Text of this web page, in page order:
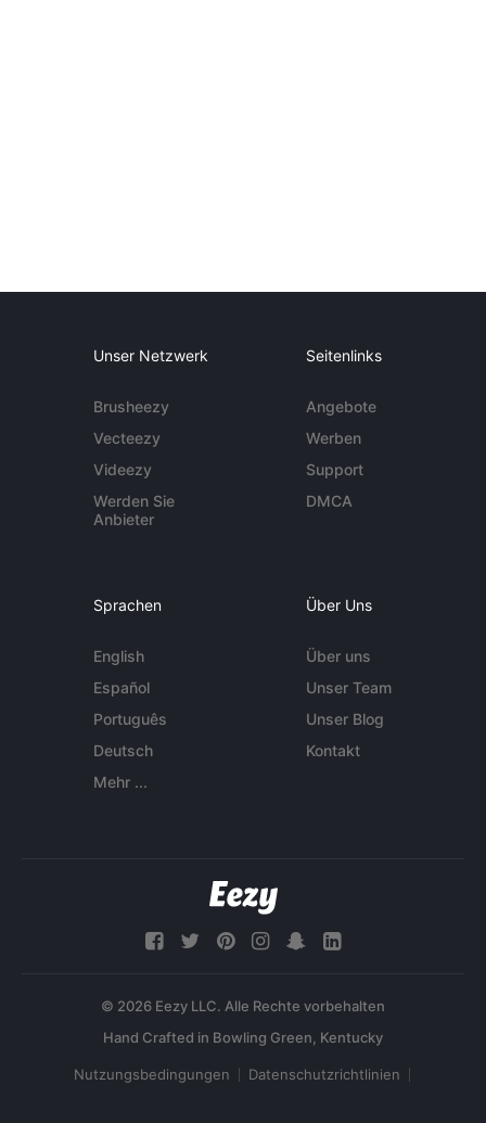
Unser Netzwerk
Brusheezy
Vecteezy
Videezy
Werden Sie
Anbieter
Seitenlinks
Angebote
Werben
Support
DMCA
Sprachen
English
Español
Português
Deutsch
Mehr ...
Über Uns
Über uns
Unser Team
Unser Blog
Kontakt
© 2026 Eezy LLC. Alle Rechte vorbehalten
Nutzungsbedingungen Datenschutzrichtlinien